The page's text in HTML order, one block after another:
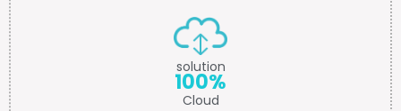
solution
100%
Cloud